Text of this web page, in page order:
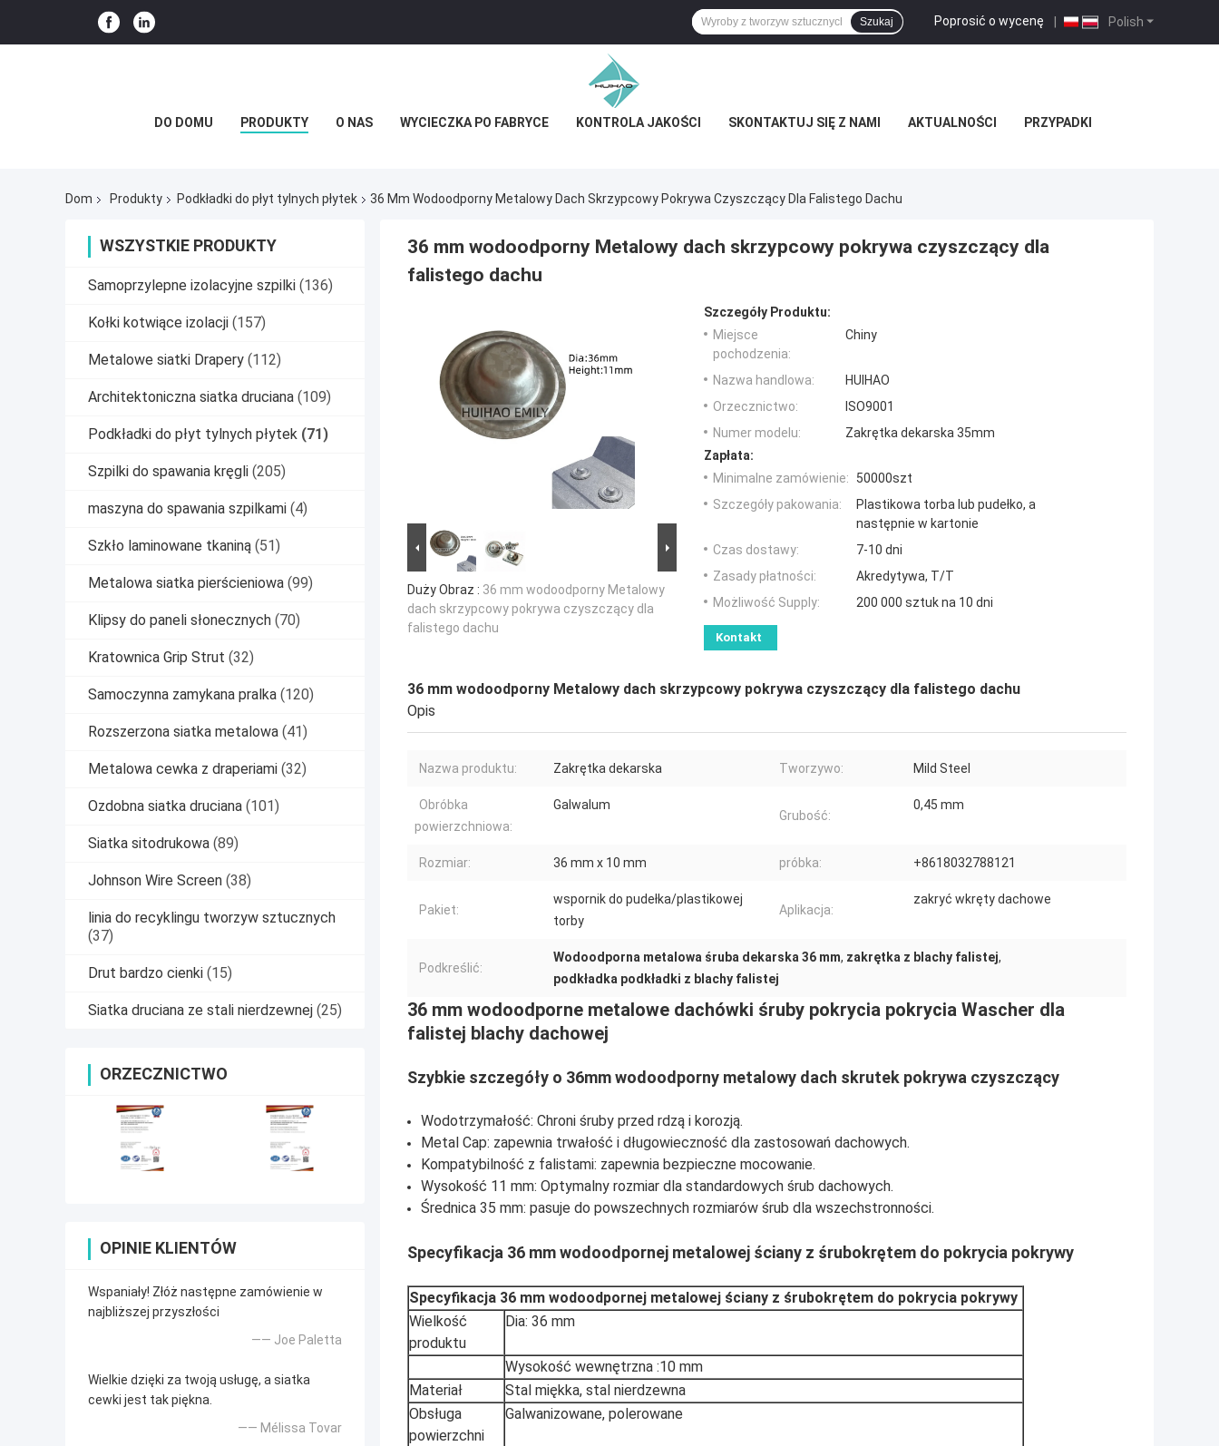
Polish
Poprosić o wycenę |
Szukaj
DO DOMU PRODUKTY O NAS WYCIECZKA PO FABRYCE KONTROLA JAKOŚCI SKONTAKTUJ SIĘ Z NAMI AKTUALNOŚCI PRZYPADKI
Dom Produkty Podkładki do płyt tylnych płytek 36 Mm Wodoodporny Metalowy Dach Skrzypcowy Pokrywa Czyszczący Dla Falistego Dachu
WSZYSTKIE PRODUKTY
Samoprzylepne izolacyjne szpilki (136)
Kołki kotwiące izolacji (157)
Metalowe siatki Drapery (112)
Architektoniczna siatka druciana (109)
Podkładki do płyt tylnych płytek (71)
Szpilki do spawania kręgli (205)
maszyna do spawania szpilkami (4)
Szkło laminowane tkaniną (51)
Metalowa siatka pierścieniowa (99)
Klipsy do paneli słonecznych (70)
Kratownica Grip Strut (32)
Samoczynna zamykana pralka (120)
Rozszerzona siatka metalowa (41)
Metalowa cewka z draperiami (32)
Ozdobna siatka druciana (101)
Siatka sitodrukowa (89)
Johnson Wire Screen (38)
linia do recyklingu tworzyw sztucznych
(37)
Drut bardzo cienki (15)
Siatka druciana ze stali nierdzewnej (25)
ORZECZNICTWO
OPINIE KLIENTÓW
Wspaniały! Złóż następne zamówienie w
najbliższej przyszłości
—— Joe Paletta
Wielkie dzięki za twoją usługę, a siatka
cewki jest tak piękna.
—— Mélissa Tovar
36 mm wodoodporny Metalowy dach skrzypcowy pokrywa czyszczący dla
falistego dachu
Duży Obraz : 36 mm wodoodporny Metalowy
dach skrzypcowy pokrywa czyszczący dla
falistego dachu
Szczegóły Produktu:
Miejsce
pochodzenia:
Chiny
Nazwa handlowa:
HUIHAO
Orzecznictwo:
ISO9001
Numer modelu:
Zakrętka dekarska 35mm
Zapłata:
Minimalne zamówienie:
50000szt
Szczegóły pakowania:
Plastikowa torba lub pudełko, a
następnie w kartonie
Czas dostawy:
7-10 dni
Zasady płatności:
Akredytywa, T/T
Możliwość Supply:
200 000 sztuk na 10 dni
Kontakt
36 mm wodoodporny Metalowy dach skrzypcowy pokrywa czyszczący dla falistego dachu
Opis
Nazwa produktu: Zakrętka dekarska Tworzywo: Mild Steel
Obróbka
powierzchniowa:
Galwalum
Grubość:
0,45 mm
Rozmiar: 36 mm x 10 mm próbka: +8618032788121
Pakiet:
wspornik do pudełka/plastikowej
torby
Aplikacja:
zakryć wkręty dachowe
Podkreślić:
Wodoodporna metalowa śruba dekarska 36 mm, zakrętka z blachy falistej,
podkładka podkładki z blachy falistej
36 mm wodoodporne metalowe dachówki śruby pokrycia pokrycia Wascher dla
falistej blachy dachowej
Szybkie szczegóły o 36mm wodoodporny metalowy dach skrutek pokrywa czyszczący
Wodotrzymałość: Chroni śruby przed rdzą i korozją.
Metal Cap: zapewnia trwałość i długowieczność dla zastosowań dachowych.
Kompatybilność z falistami: zapewnia bezpieczne mocowanie.
Wysokość 11 mm: Optymalny rozmiar dla standardowych śrub dachowych.
Średnica 35 mm: pasuje do powszechnych rozmiarów śrub dla wszechstronności.
Specyfikacja 36 mm wodoodpornej metalowej ściany z śrubokrętem do pokrycia pokrywy
Specyfikacja 36 mm wodoodpornej metalowej ściany z śrubokrętem do pokrycia pokrywy
Wielkość
produktu
Dia: 36 mm
Wysokość wewnętrzna :10 mm
Materiał
Stal miękka, stal nierdzewna
Obsługa
powierzchni
Galwanizowane, polerowane